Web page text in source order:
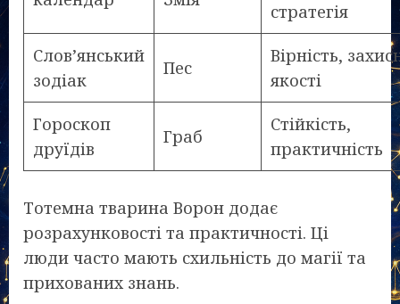
стратегія
Слов’янський
зодіак
Пес
Вірність,
якості
Гороскоп
друїдів
Граб
Стійкість,
практичність
Тотемна тварина Ворон додає
розрахунковості та практичності. Ці
люди часто мають схильність до магії та
прихованих знань.